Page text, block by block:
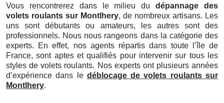
Vous rencontrerez dans le milieu dudépannage des
volets roulants sur Montlhery, de nombreux artisans. Les
uns sont débutants ou amateurs, les autres sont des
professionnels. Nous nous rangeons dans la catégorie des
experts. En effet, nos agents répartis dans toute l’île de
France, sont aptes et qualifiés pour intervenir sur tous les
styles de volets roulants. Nos experts ont plusieurs années
d’expérience dans le déblocage de volets roulants sur
Montlhery.